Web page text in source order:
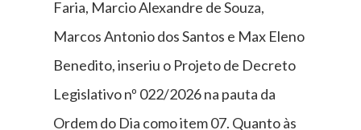
Faria, Marcio Alexandre de Souza,
Marcos Antonio dos Santos e Max Eleno
Benedito, inseriu o Projeto de Decreto
Legislativo nº 022/2026 na pauta da
Ordem do Dia como item 07. Quanto às